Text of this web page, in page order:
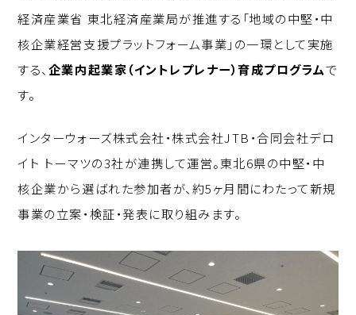
y
Li
n
e
b
o
k
e
d
I
経済産業省 東北経済産業局が推進する「地域の中堅・中
核企業経営支援プラットフォーム事業」の一環として実施
する、 企業内起業家（イントレプレナー）育成プログラムで
す。
インターウォーズ株式会社・株式会社JTB・合同会社デロ
イト トーマツの3社が連携して運営。東北6県の中堅・中
核企業から選ばれた参加者が、約5ヶ月間にわたって新規
事業の立案・検証・発表に取り組みます。